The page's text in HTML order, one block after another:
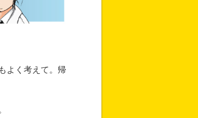
よく考えて。帰